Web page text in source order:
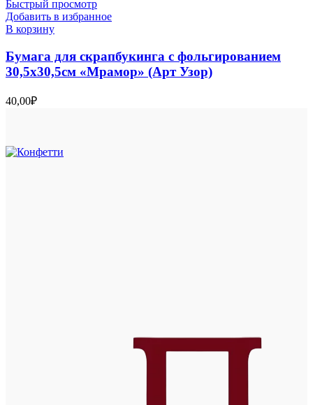
Быстрый просмотр
Добавить в избранное
В корзину
Бумага для скрапбукинга с фольгированием
30,5х30,5см «Мрамор» (Арт Узор)
40,00₽